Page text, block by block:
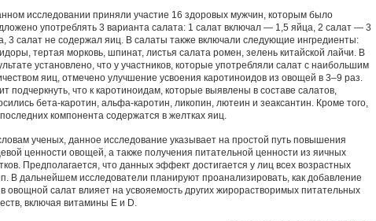
исследовании приняли участие 16 здоровых мужчин, которым было
употреблять 3 варианта салата: 1 салат включал — 1,5 яйца, 2 салат — 3
3 салат не содержал яиц. В салаты также включали следующие ингредиенты:
тертая морковь, шпинат, листья салата ромен, зелень китайской лайчи. В
установлено, что у участников, которые употреб­ляли салат с наибольшим
яиц, отмечено улучшение усвоения каротиноидов из овощей в 3–9 раз.
подчеркнуть, что к каротиноидам, которые выявлены в составе салатов,
бета-каротин, альфа-каротин, ликопин, лютеин и зеаксантин. Кроме того,
компонента содержатся в желтках яиц.
ученых, данное исследование указывает на простой путь повышения
ценности овощей, а также получения питательной ценности из яичных
Предполагается, что данных эффект достигается у лиц всех возрастных
В дальнейшем исследователи планируют проанализировать, как добавление
овощной салат влияет на усвояемость других жирорастворимых питательных
включая витамины Е и D.